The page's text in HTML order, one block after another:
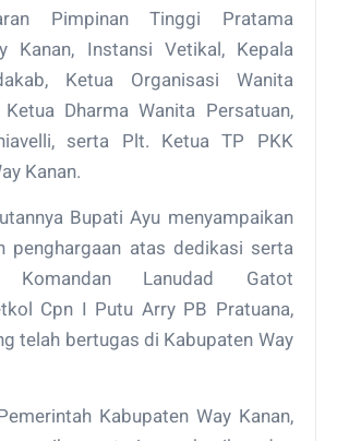
Pimpinan Tinggi Pratama
Kanan, Instansi Vetikal, Kepala
Ketua Organisasi Wanita
Dharma Wanita Persatuan,
serta Plt. Ketua TP PKK
Kanan.
Bupati Ayu menyampaikan
penghargaan atas dedikasi serta
Komandan Lanudad Gatot
Cpn I Putu Arry PB Pratuana,
telah bertugas di Kabupaten Way
Kabupaten Way Kanan,